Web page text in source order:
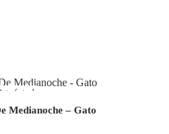
of stock
Medianoche – Gato